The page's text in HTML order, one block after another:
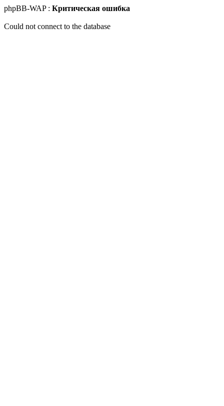
phpBB-WAP : Критическая ошибка
Could not connect to the database